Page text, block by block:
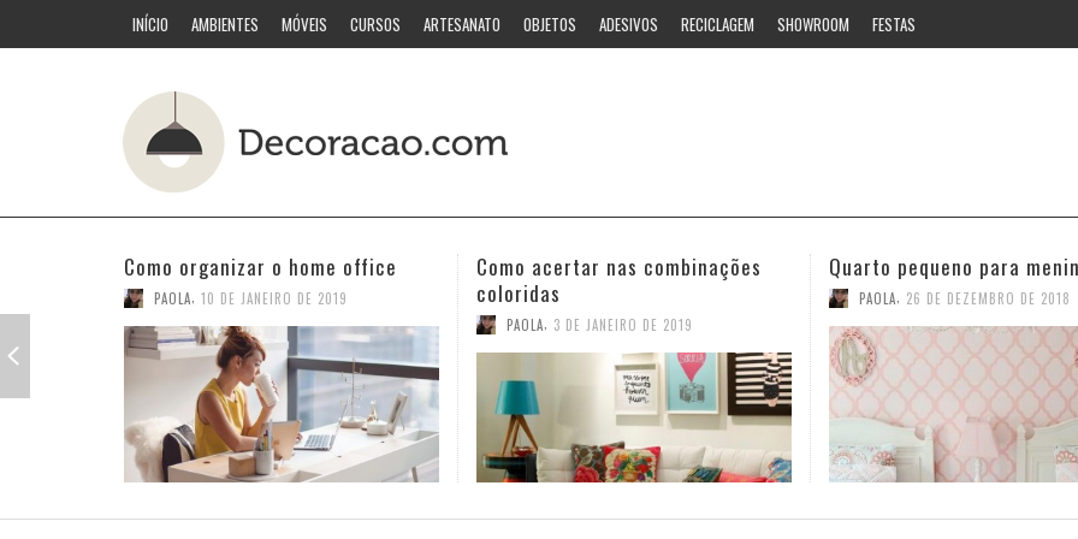
INÍCIO AMBIENTES MÓVEIS CURSOS ARTESANATO OBJETOS ADESIVOS RECICLAGEM SHOWROOM FESTAS
Como acertar nas combinações
coloridas
PAOLA, 3 DE JANEIRO DE 2019
Quarto pequeno para meninas
PAOLA, 26 DE DEZEMBRO DE 2018
Ideias estilosas para o
PAOLA 12 DE NOVEMBRO DE 2018